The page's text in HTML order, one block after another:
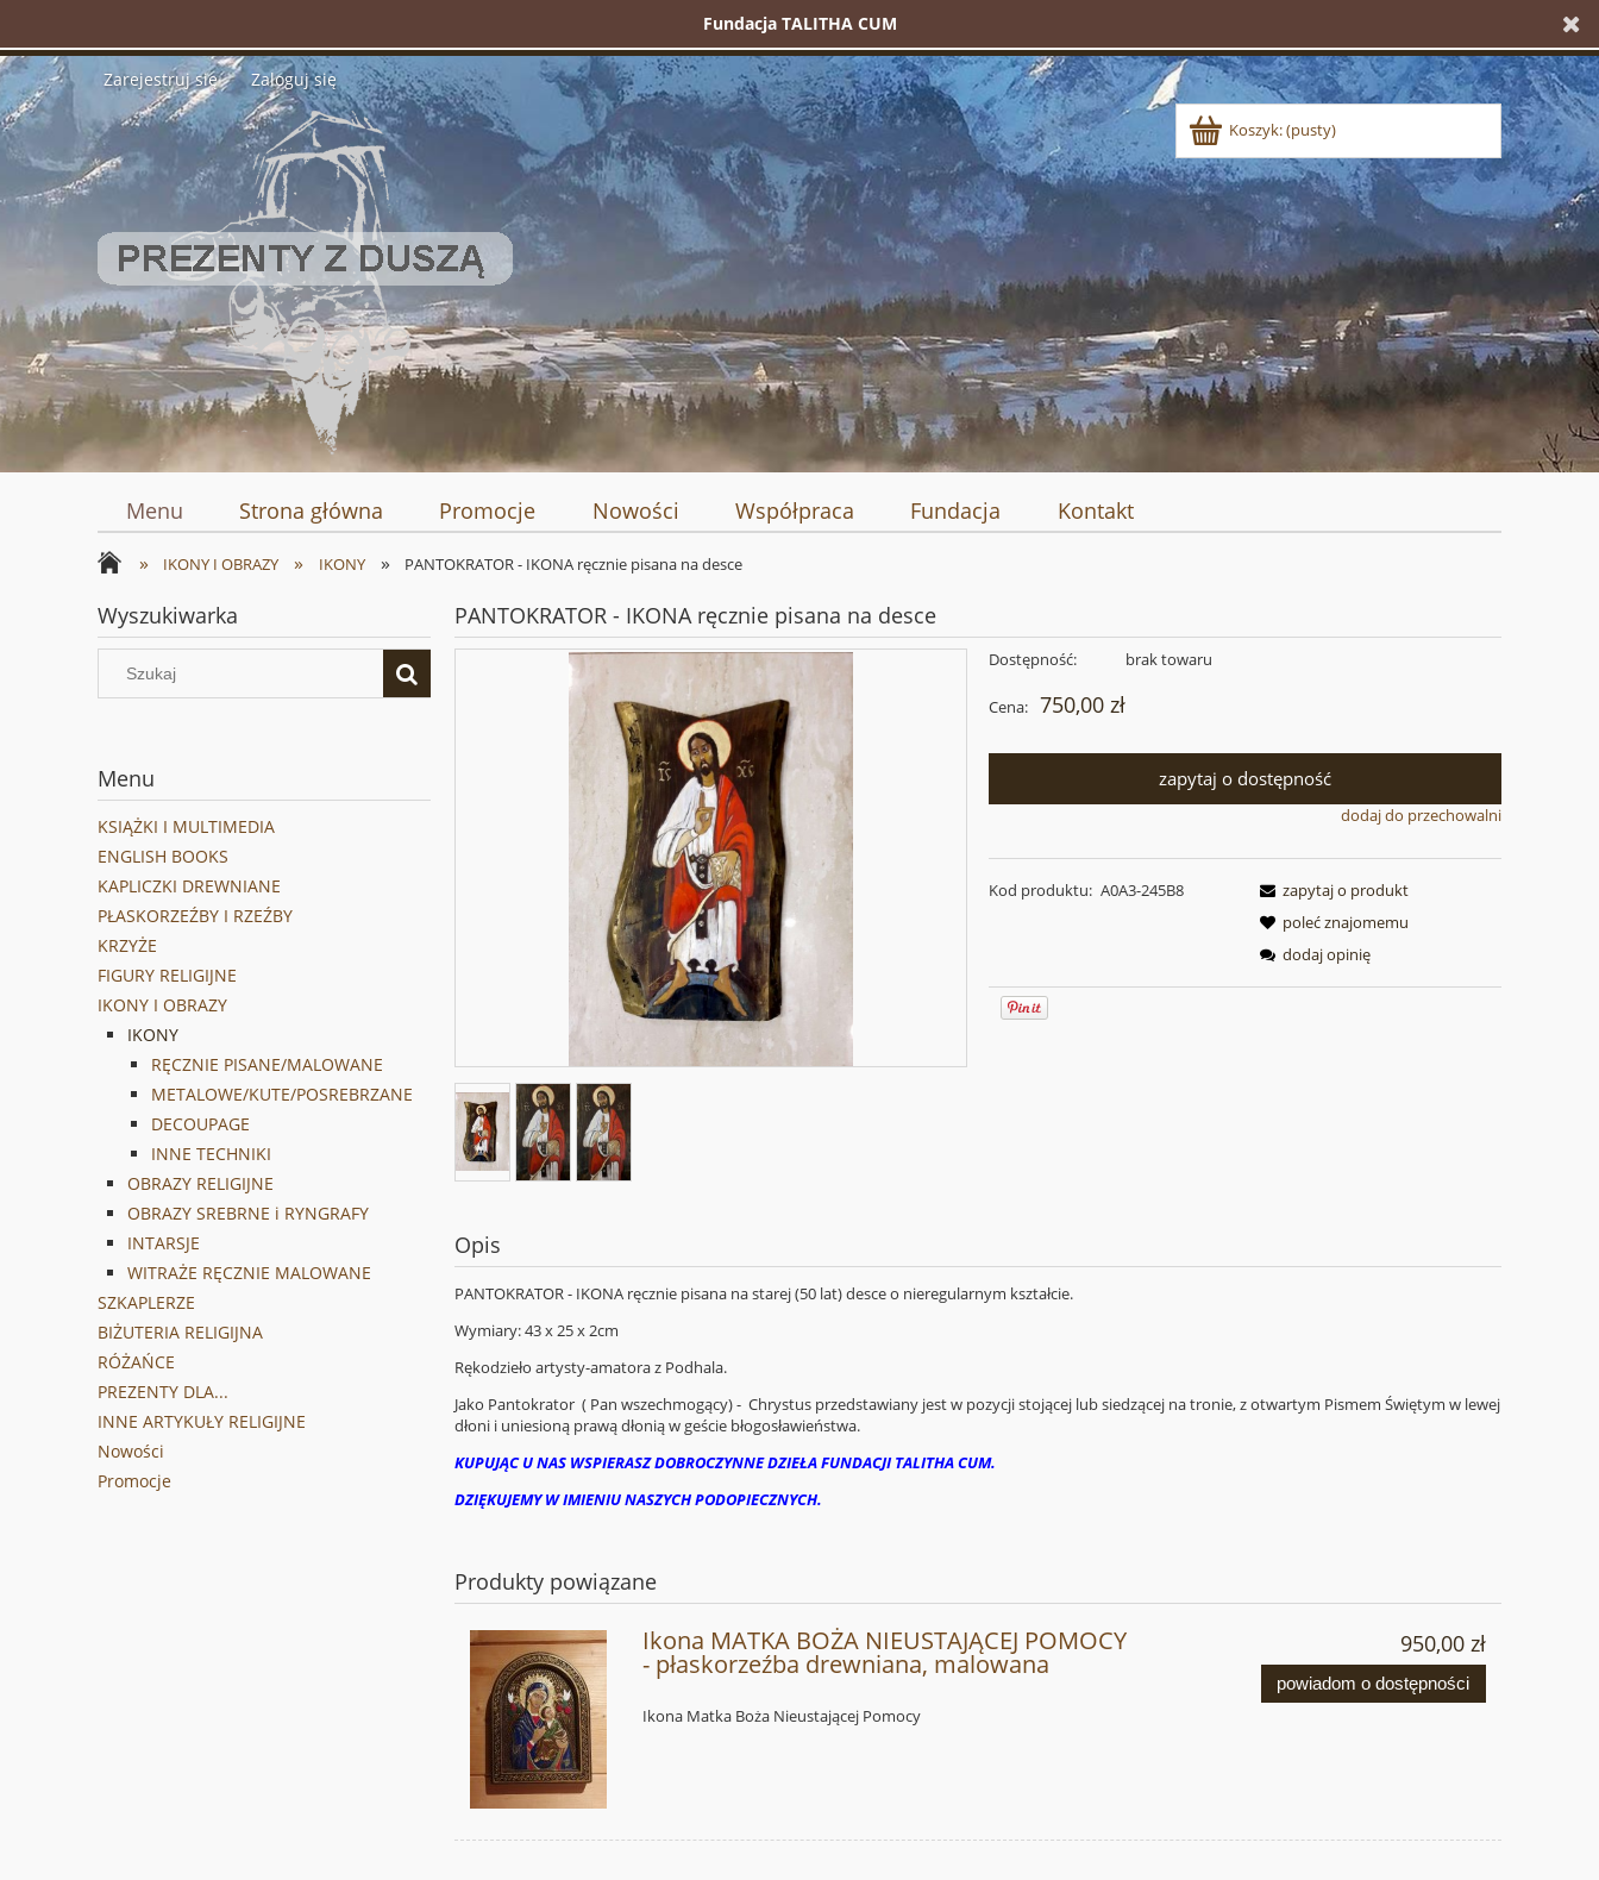
Fundacja TALITHA CUM
Zarejestruj się Zaloguj się
Koszyk:(pusty)
Menu Strona główna Promocje Nowości Współpraca Fundacja Kontakt
» IKONY I OBRAZY » IKONY » PANTOKRATOR - IKONA ręcznie pisana na desce
Wyszukiwarka
Menu
KSIĄŻKI I MULTIMEDIA
ENGLISH BOOKS
KAPLICZKI DREWNIANE
PŁASKORZEŹBY I RZEŹBY
KRZYŻE
FIGURY RELIGIJNE
IKONY I OBRAZY
IKONY
RĘCZNIE PISANE/MALOWANE
METALOWE/KUTE/POSREBRZANE
DECOUPAGE
INNE TECHNIKI
OBRAZY RELIGIJNE
OBRAZY SREBRNE i RYNGRAFY
INTARSJE
WITRAŻE RĘCZNIE MALOWANE
SZKAPLERZE
BIŻUTERIA RELIGIJNA
RÓŻAŃCE
PREZENTY DLA...
INNE ARTYKUŁY RELIGIJNE
Nowości
Promocje
PANTOKRATOR - IKONA ręcznie pisana na desce
Dostępność: brak towaru
Cena: 750,00 zł
zapytaj o dostępność
dodaj do przechowalni
Kod produktu: A0A3-245B8
zapytaj o produkt
poleć znajomemu
dodaj opinię
Opis
PANTOKRATOR - IKONA ręcznie pisana na starej (50 lat) desce o nieregularnym kształcie.
Wymiary: 43 x 25 x 2cm
Rękodzieło artysty-amatora z Podhala.
Jako Pantokrator ( Pan wszechmogący) - Chrystus przedstawiany jest w pozycji stojącej lub siedzącej na tronie, z otwartym Pismem Świętym w lewej
dłoni i uniesioną prawą dłonią w geście błogosławieństwa.
KUPUJĄC U NAS WSPIERASZ DOBROCZYNNE DZIEŁA FUNDACJI TALITHA CUM.
DZIĘKUJEMY W IMIENIU NASZYCH PODOPIECZNYCH.
Produkty powiązane
Ikona MATKA BOŻA NIEUSTAJĄCEJ POMOCY
- płaskorzeźba drewniana, malowana
Ikona Matka Boża Nieustającej Pomocy
950,00 zł
powiadom o dostępności